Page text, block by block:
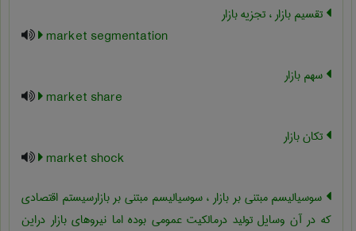
تقسیم بازار ، تجزیه بازار
market segmentation
سهم بازار
market share
تکان بازار
market shock
سوسیالیسم مبتنی بر بازار ، سوسیالیسم مبتنی بر بازارسیستم اقتصادی
که در آن وسایل تولید درمالکیت عمومی بوده اما نیروهای بازار دراین